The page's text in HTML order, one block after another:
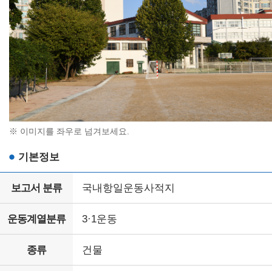
※ 이미지를 좌우로 넘겨보세요.
기본정보
보고서 분류 국내항일운동사적지
운동계열분류 3·1운동
종류 건물